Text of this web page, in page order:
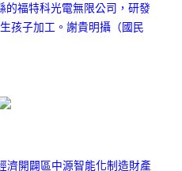
的福特科光電無限公司，研發
孩子加工。謝貴明攝（國民
濟開闢區中源智能化制造財產